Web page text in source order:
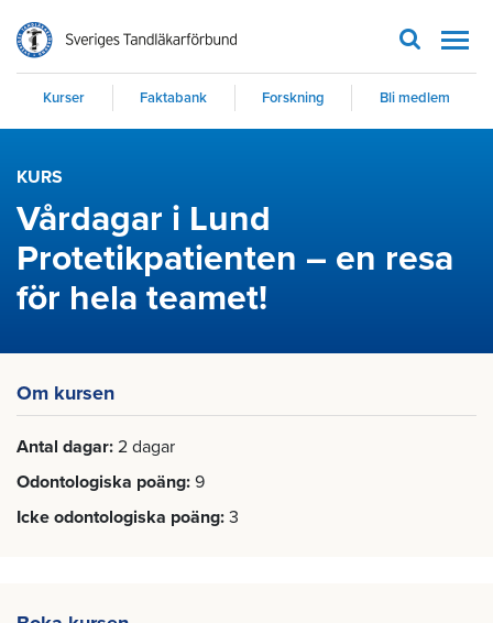
Kurser Faktabank Forskning Bli medlem
KURS
Vårdagar i Lund
Protetikpatienten – en resa
för hela teamet!
Om kursen
Antal dagar 2 dagar
Odontologiska poäng 9
Icke odontologiska poäng 3